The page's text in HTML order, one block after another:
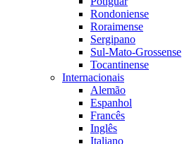
Rondoniense
Roraimense
Sergipano
Sul-Mato-Grossense
Tocantinense
Internacionais
Alemão
Espanhol
Francês
Inglês
Italiano